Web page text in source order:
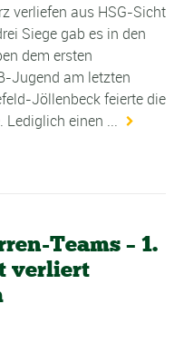
verliefen aus HSG-Sicht
Siege gab es in den
dem ersten
Jugend am letzten
Jöllenbeck feierte die
Lediglich einen ...
Teams – 1.
verliert